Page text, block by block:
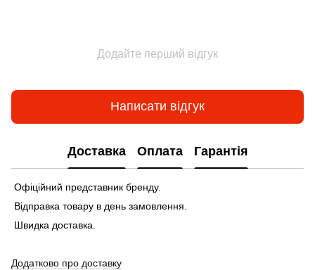
Додайте перший відгук
Написати відгук
Доставка Оплата Гарантія
Офіційний представник бренду.
Відправка товару в день замовлення.
Швидка доставка.
Додатково про доставку